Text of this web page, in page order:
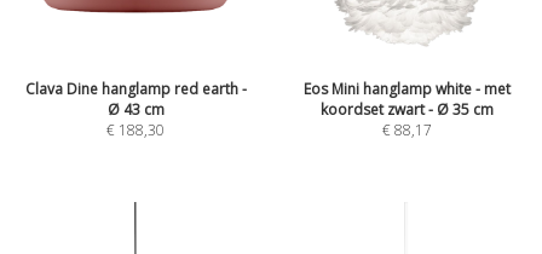
Clava Dine hanglamp red earth -
Ø 43 cm
€ 188,30
Eos Mini hanglamp white - met
koordset zwart - Ø 35 cm
€88,17